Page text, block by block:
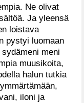
Ne olivat
Ja yleensä
loistava
pystyi luomaan
meni
muusikoita,
halun tutkia
iloni ja